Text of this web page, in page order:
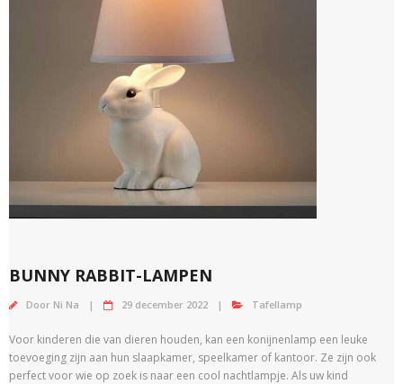
BUNNY RABBIT-LAMPEN
Door Ni Na 29 december 2022 Tafellamp
Voor kinderen die van dieren houden, kan een konijnenlamp een leuke
toevoeging zijn aan hun slaapkamer, speelkamer of kantoor. Ze zijn ook
perfect voor wie op zoek is naar een cool nachtlampje. Als uw kind